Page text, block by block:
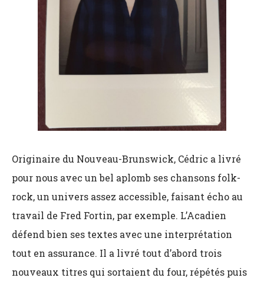
Originaire du Nouveau-Brunswick, Cédric a livré
pour nous avec un bel aplomb ses chansons folk-
rock, un univers assez accessible, faisant écho au
travail de Fred Fortin, par exemple. L’Acadien
défend bien ses textes avec une interprétation
tout en assurance. Il a livré tout d’abord trois
nouveaux titres qui sortaient du four, répétés puis